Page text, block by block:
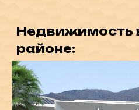
КОНТАКТЫ:
northsymbol@gmail.com
+7-(495)-120-42-13
+90-548-855-00-88